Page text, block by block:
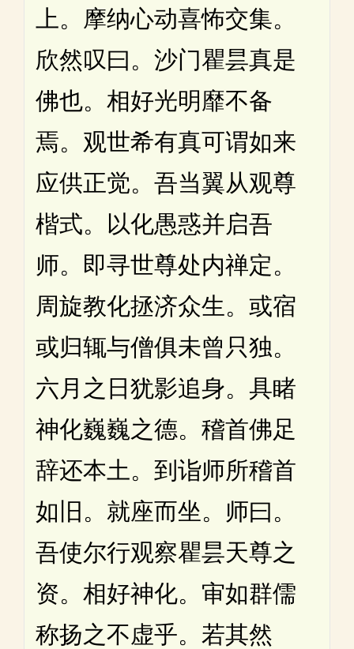
上。摩纳心动喜怖交集。
欣然叹曰。沙门瞿昙真是
佛也。相好光明靡不备
焉。观世希有真可谓如来
应供正觉。吾当翼从观尊
楷式。以化愚惑并启吾
师。即寻世尊处内禅定。
周旋教化拯济众生。或宿
或归辄与僧俱未曾只独。
六月之日犹影追身。具睹
神化巍巍之德。稽首佛足
辞还本土。到诣师所稽首
如旧。就座而坐。师曰。
吾使尔行观察瞿昙天尊之
资。相好神化。审如群儒
称扬之不虚乎。若其然